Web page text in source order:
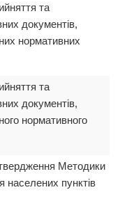
та
документів,
нормативних
та
документів,
нормативного
Методики
населених пунктів